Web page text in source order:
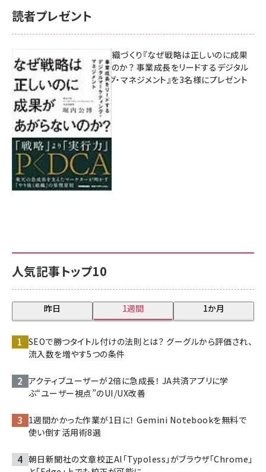
人気記事トップ10
昨日 1週間 1か月
SEOで勝つタイトル付けの法則とは？ グーグルから評価され、
流入数を増やす5つの条件
アクティブユーザーが2倍に急成長！ JA共済アプリに学
ぶ“ユーザー視点”のUI/UX改善
1週間かかった作業が1日に！ Gemini Notebookを無料で
使い倒す活用術8選
朝日新聞社の文章校正AI「Typoless」がブラウザ「Chrome」
読者プレゼント
成果を生む組織づくり『なぜ戦略は正しいのに成果
があがらないのか？ 事業成長をリードするデジタル
マーケティング・マネジメント』を3名様にプレゼント
8月7日 10:00